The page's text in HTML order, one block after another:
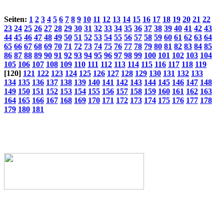
Seiten: 1 2 3 4 5 6 7 8 9 10 11 12 13 14 15 16 17 18 19 20 21 22
23 24 25 26 27 28 29 30 31 32 33 34 35 36 37 38 39 40 41 42 43
44 45 46 47 48 49 50 51 52 53 54 55 56 57 58 59 60 61 62 63 64
65 66 67 68 69 70 71 72 73 74 75 76 77 78 79 80 81 82 83 84 85
86 87 88 89 90 91 92 93 94 95 96 97 98 99 100 101 102 103 104
105 106 107 108 109 110 111 112 113 114 115 116 117 118 119
[120] 121 122 123 124 125 126 127 128 129 130 131 132 133
134 135 136 137 138 139 140 141 142 143 144 145 146 147 148
149 150 151 152 153 154 155 156 157 158 159 160 161 162 163
164 165 166 167 168 169 170 171 172 173 174 175 176 177 178
179 180 181